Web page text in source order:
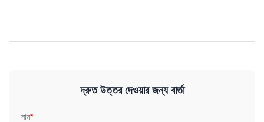
দ্রুত উত্তর দেওয়ার জন্য বার্তা
নাম*